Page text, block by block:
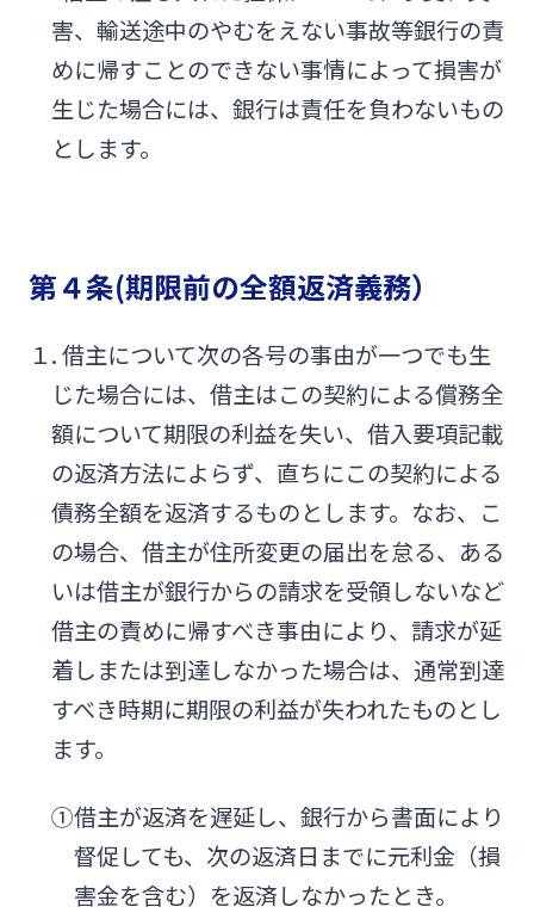
害、輸送途中のやむをえない事故等銀行の責
めに帰すことのできない事情によって損害が
生じた場合には、銀行は責任を負わないもの
とします。
第４条(期限前の全額返済義務）
１. 借主について次の各号の事由が一つでも生
じた場合には、借主はこの契約による償務全
額について期限の利益を失い、借入要項記載
の返済方法によらず、直ちにこの契約による
債務全額を返済するものとします。なお、こ
の場合、借主が住所変更の届出を怠る、ある
いは借主が銀行からの請求を受領しないなど
借主の責めに帰すべき事由により、請求が延
着しまたは到達しなかった場合は、通常到達
すべき時期に期限の利益が失われたものとし
ます。
①借主が返済を遅延し、銀行から書面により
督促しても、次の返済日までに元利金（損
害金を含む）を返済しなかったとき。